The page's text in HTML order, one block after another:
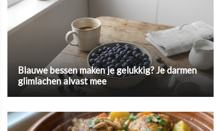
Blauwe bessen maken je gelukkig? Je darmen
glimlachen alvast mee